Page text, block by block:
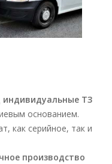
индивидуальные ТЗ
основанием.
как серийное, так и
производство